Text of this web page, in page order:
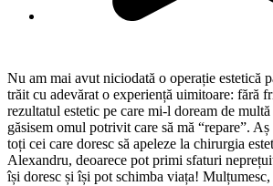
Nu am mai avut niciodată o operație estetică
trăit cu adevărat o experiență uimitoare: fără
rezultatul estetic pe care mi-l doream de
găsisem omul potrivit care să mă “repare”.
toți cei care doresc să apeleze la chirurgia
Alexandru, deoarece pot primi sfaturi
își doresc și își pot schimba viața!